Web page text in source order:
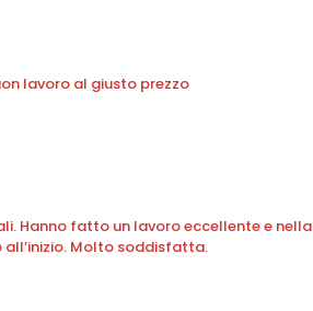
lavoro al giusto prezzo
Hanno fatto un lavoro eccellente e nella
Molto soddisfatta.